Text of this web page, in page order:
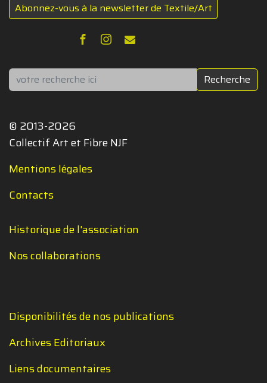
Abonnez-vous à la newsletter de Textile/Art
Rechercher Recherche
© 2013-2026
Collectif Art et Fibre NJF
Mentions légales
Contacts
Historique de l'association
Nos collaborations
Disponibilités de nos publications
Archives Editoriaux
Liens documentaires